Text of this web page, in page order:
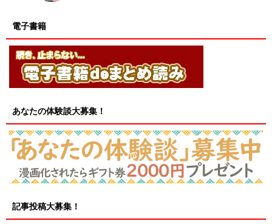
電子書籍
あなたの体験談大募集！
記事投稿大募集！